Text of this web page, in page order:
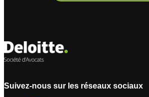
Suivez-nous sur les réseaux sociaux